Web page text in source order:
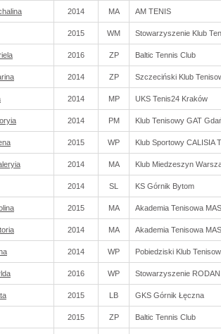
2014 MA AM TENIS
2015 WM Stowarzyszenie Klub
2016 ZP Baltic Tennis Club
2014 ZP Szczeciński Klub
2014 MP UKS Tenis24 Kraków
2014 PM Klub Tenisowy GAT
2015 WP Klub Sportowy CALISIA
2014 MA Klub Miedzeszyn
2014 SL KS Górnik Bytom
2015 MA Akademia Tenisowa
2014 MA Akademia Tenisowa
2014 WP Pobiedziski Klub
2016 WP Stowarzyszenie
2015 LB GKS Górnik Łęczna
2015 ZP Baltic Tennis Club